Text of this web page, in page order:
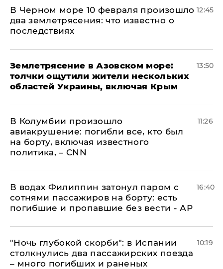
В Черном море 10 февраля произошло
два землетрясения: что известно о
последствиях
12:45
Землетрясение в Азовском море:
толчки ощутили жители нескольких
областей Украины, включая Крым
13:50
В Колумбии произошло
авиакрушение: погибли все, кто был
на борту, включая известного
политика, – CNN
11:26
В водах Филиппин затонул паром с
сотнями пассажиров на борту: есть
погибшие и пропавшие без вести - АР
16:40
"Ночь глубокой скорби": в Испании
столкнулись два пассажирских поезда
– много погибших и раненых
10:19